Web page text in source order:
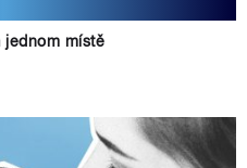
jednom místě